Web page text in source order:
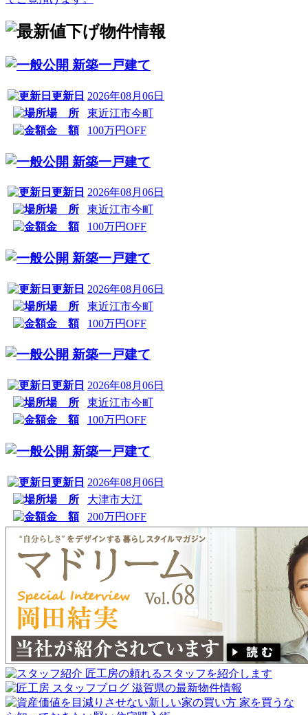
新築一戸建て
更新日 2026年08月06日
場 所
東近江市今町
金 額
100万円OFF
新築一戸建て
更新日 2026年08月06日
場 所
東近江市今町
金 額
100万円OFF
新築一戸建て
更新日 2026年08月06日
場 所
東近江市今町
金 額
100万円OFF
新築一戸建て
更新日 2026年08月06日
場 所
東近江市今町
金 額
100万円OFF
新築一戸建て
更新日 2026年08月06日
場 所
大津市大江
金 額
200万円OFF